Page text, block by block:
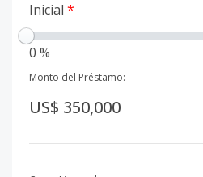
Inicial *
0 %
Monto del Préstamo:
US$ 350,000